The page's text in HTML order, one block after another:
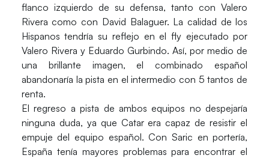
flanco izquierdo de su defensa, tanto con Valero
Rivera como con David Balaguer. La calidad de los
Hispanos tendría su reflejo en el fly ejecutado por
Valero Rivera y Eduardo Gurbindo. Así, por medio de
una brillante imagen, el combinado español
abandonaría la pista en el intermedio con 5 tantos de
renta.
El regreso a pista de ambos equipos no despejaría
ninguna duda, ya que Catar era capaz de resistir el
empuje del equipo español. Con Saric en portería,
España tenía mayores problemas para encontrar el